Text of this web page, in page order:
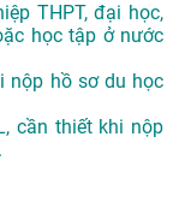
THPT, đại học,
học tập ở nước
nộp hồ sơ du học
cần thiết khi nộp